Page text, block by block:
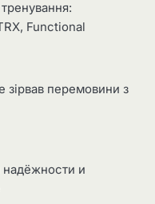
Functional
зірвав перемовини з
и